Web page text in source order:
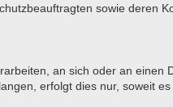
sowie deren
an sich oder an einen
erfolgt dies nur, soweit es